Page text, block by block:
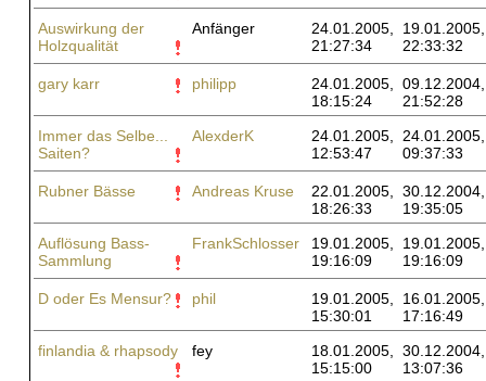
Auswirkung der
Holzqualität
Anfänger
24.01.2005,
21:27:34
19.01.2005,
22:33:32
gary karr philipp
24.01.2005,
18:15:24
09.12.2004,
21:52:28
Immer das Selbe...
Saiten?
AlexderK
24.01.2005,
12:53:47
24.01.2005,
09:37:33
Rubner Bässe Andreas Kruse
22.01.2005,
18:26:33
30.12.2004,
19:35:05
Auflösung Bass-
Sammlung
FrankSchlosser
19.01.2005,
19:16:09
19.01.2005,
19:16:09
D oder Es Mensur? phil
19.01.2005,
15:30:01
16.01.2005,
17:16:49
finlandia & rhapsody
fey
18.01.2005,
15:15:00
30.12.2004,
13:07:36